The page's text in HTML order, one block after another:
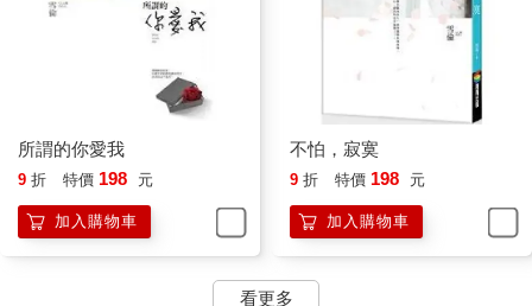
所謂的你愛我
9 折 特價 198 元
加入購物車
不怕，寂寞
9 折 特價 198 元
加入購物車
看更多